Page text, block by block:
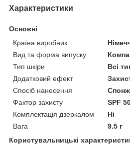
Характеристики
Основні
Країна виробник
Вид та форма випуску
Тип шкіри
Всі
Додатковий ефект
Спосіб нанесення
Фактор захисту
SPF
Комплектація дзеркалом
Ні
Вага
9.5 г
Користувальницькі